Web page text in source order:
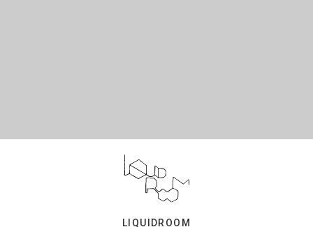
LIQUIDROOM